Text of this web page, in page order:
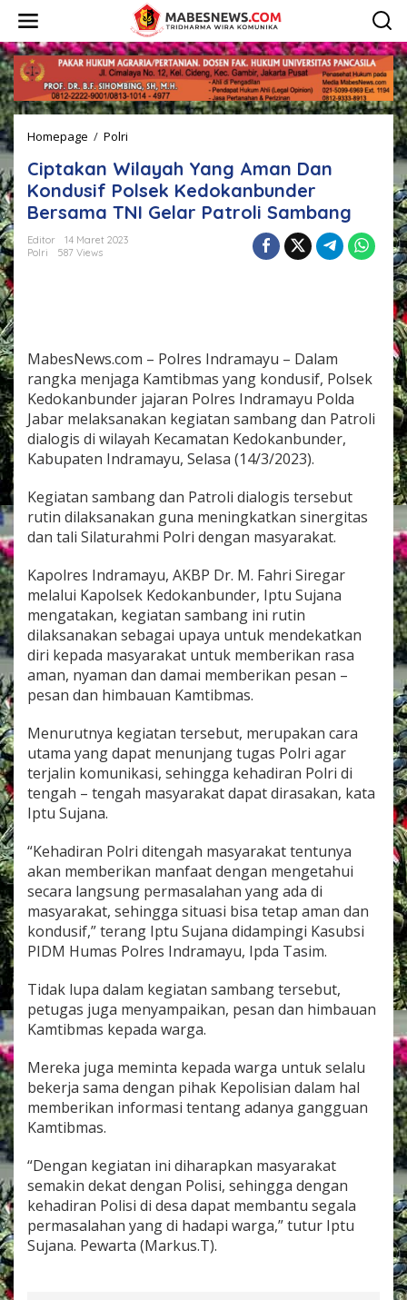
w
a
t
i
k
e
k
o
n
t
e
n
Homepage / Polri
p
t
a
k
h
Y
a
n
A
m
n
D
a
n
o
n
d
s
i
f
P
s
e
k
K
k
a
n
b
u
n
d
r
B
e
r
a
m
a
T
G
e
l
a
r
P
Ciptakan Wilayah Yang Aman Dan
Kondusif Polsek Kedokanbunder
Bersama TNI Gelar Patroli Sambang
Editor
14 Maret 2023
Polri
587 Views
MabesNews.com – Polres Indramayu – Dalam
rangka menjaga Kamtibmas yang kondusif, Polsek
Kedokanbunder jajaran Polres Indramayu Polda
Jabar melaksanakan kegiatan sambang dan Patroli
dialogis di wilayah Kecamatan Kedokanbunder,
Kabupaten Indramayu, Selasa (14/3/2023).
Kegiatan sambang dan Patroli dialogis tersebut
rutin dilaksanakan guna meningkatkan sinergitas
dan tali Silaturahmi Polri dengan masyarakat.
Kapolres Indramayu, AKBP Dr. M. Fahri Siregar
melalui Kapolsek Kedokanbunder, Iptu Sujana
mengatakan, kegiatan sambang ini rutin
dilaksanakan sebagai upaya untuk mendekatkan
diri kepada masyarakat untuk memberikan rasa
aman, nyaman dan damai memberikan pesan –
pesan dan himbauan Kamtibmas.
Menurutnya kegiatan tersebut, merupakan cara
utama yang dapat menunjang tugas Polri agar
terjalin komunikasi, sehingga kehadiran Polri di
tengah – tengah masyarakat dapat dirasakan, kata
Iptu Sujana.
“Kehadiran Polri ditengah masyarakat tentunya
akan memberikan manfaat dengan mengetahui
secara langsung permasalahan yang ada di
masyarakat, sehingga situasi bisa tetap aman dan
kondusif,” terang Iptu Sujana didampingi Kasubsi
PIDM Humas Polres Indramayu, Ipda Tasim.
Tidak lupa dalam kegiatan sambang tersebut,
petugas juga menyampaikan, pesan dan himbauan
Kamtibmas kepada warga.
Mereka juga meminta kepada warga untuk selalu
bekerja sama dengan pihak Kepolisian dalam hal
memberikan informasi tentang adanya gangguan
Kamtibmas.
“Dengan kegiatan ini diharapkan masyarakat
semakin dekat dengan Polisi, sehingga dengan
kehadiran Polisi di desa dapat membantu segala
permasalahan yang di hadapi warga,” tutur Iptu
Sujana. Pewarta (Markus.T).